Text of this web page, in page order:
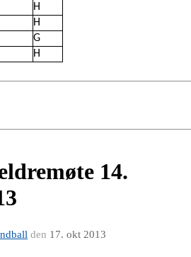
H
H
G
H
14.
den 17. okt 2013